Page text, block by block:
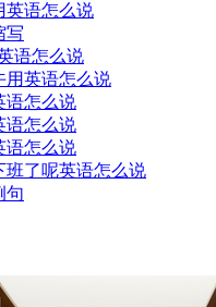
英语怎么说
写
语怎么说
用英语怎么说
语怎么说
语怎么说
语怎么说
班了呢英语怎么说
句